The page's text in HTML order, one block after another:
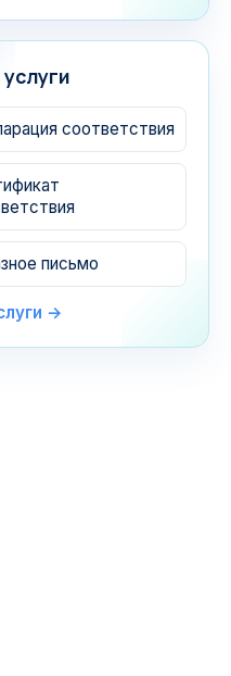
соответствия
письмо
→